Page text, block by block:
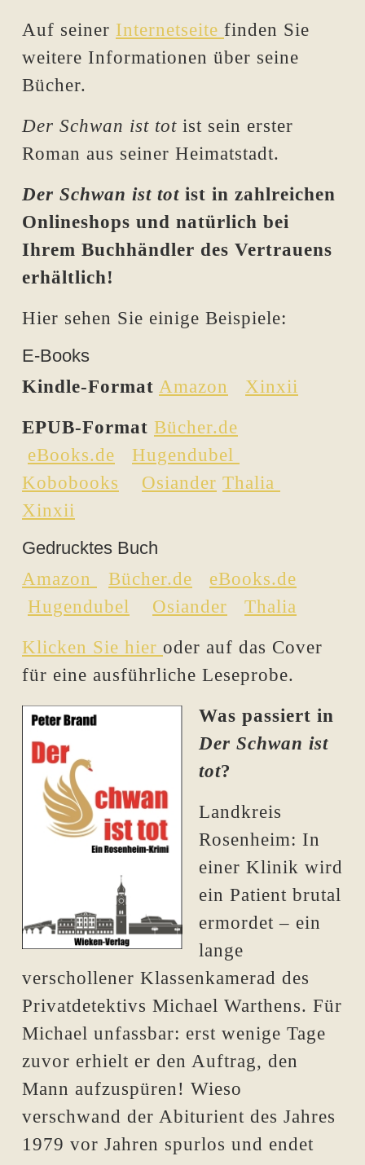
Auf seiner Internetseite finden Sie
weitere Informationen über seine
Bücher.
Der Schwan ist tot ist sein erster
Roman aus seiner Heimatstadt.
Der Schwan ist tot ist in zahlreichen
Onlineshops und natürlich bei
Ihrem Buchhändler des Vertrauens
erhältlich!
Hier sehen Sie einige Beispiele:
E-Books
Kindle-Format Amazon
Xinxii
EPUB-Format Bücher.de
eBooks.de
Hugendubel
Kobobooks
Osiander Thalia
Xinxii
Gedrucktes Buch
Amazon
Bücher.de
eBooks.de
Hugendubel
Osiander
Thalia
Klicken Sie hier oder auf das Cover
für eine ausführliche Leseprobe.
Was passiert in
Der Schwan ist
tot?
Landkreis
Rosenheim: In
einer Klinik wird
ein Patient brutal
ermordet – ein
lange
verschollener Klassenkamerad des
Privatdetektivs Michael Warthens. Für
Michael unfassbar: erst wenige Tage
zuvor erhielt er den Auftrag, den
Mann aufzuspüren! Wieso
verschwand der Abiturient des Jahres
1979 vor Jahren spurlos und endet